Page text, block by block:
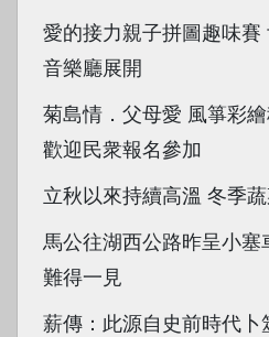
愛的接力親子拼圖趣味
音樂廳展開
菊島情．父母愛 風箏彩
歡迎民衆報名參加
立秋以來持續高溫 冬季
馬公往湖西公路昨呈小塞
難得一見
薪傳：此源自史前時代卜